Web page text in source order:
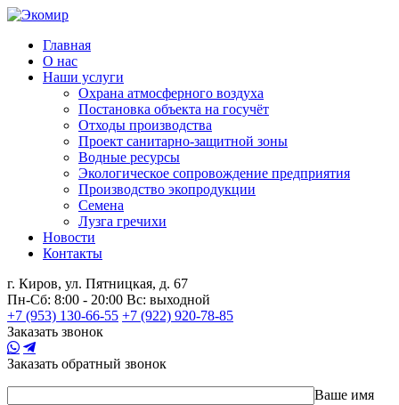
Главная
О нас
Наши услуги
Охрана атмосферного воздуха
Постановка объекта на госучёт
Отходы производства
Проект санитарно-защитной зоны
Водные ресурсы
Экологическое сопровождение предприятия
Производство экопродукции
Семена
Лузга гречихи
Новости
Контакты
г. Киров, ул. Пятницкая, д. 67
Пн-Сб: 8:00 - 20:00 Вс: выходной
+7 (953) 130-66-55 +7 (922) 920-78-85
Заказать звонок
Заказать обратный звонок
Ваше имя